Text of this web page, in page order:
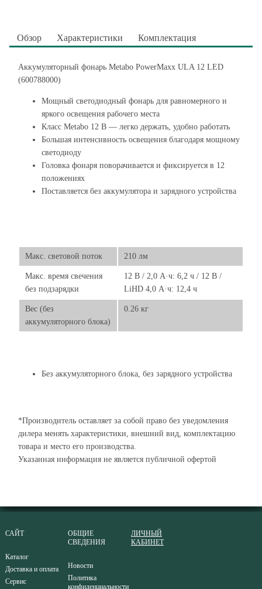
Обзор Характеристики Комплектация
Аккумуляторный фонарь Metabo PowerMaxx ULA 12 LED
(600788000)
Мощный светодиодный фонарь для равномерного и
яркого освещения рабочего места
Класс Metabo 12 В — легко держать, удобно работать
Большая интенсивность освещения благодаря мощному
светодиоду
Головка фонаря поворачивается и фиксируется в 12
положениях
Поставляется без аккумулятора и зарядного устройства
Макс. световой поток 210 лм
Макс. время свечения
без подзарядки
12 В / 2,0 А·ч: 6,2 ч / 12 В /
LiHD 4,0 А·ч: 12,4 ч
Вес (без
аккумуляторного блока)
0.26 кг
Без аккумуляторного блока, без зарядного устройства
*Производитель оставляет за собой право без уведомления
дилера менять характеристики, внешний вид, комплектацию
товара и место его производства.
Указанная информация не является публичной офертой
САЙТ
Каталог
Доставка и оплата
Сервис
ОБЩИЕ
СВЕДЕНИЯ
Новости
Политика
конфиденциальности
ЛИЧНЫЙ
КАБИНЕТ